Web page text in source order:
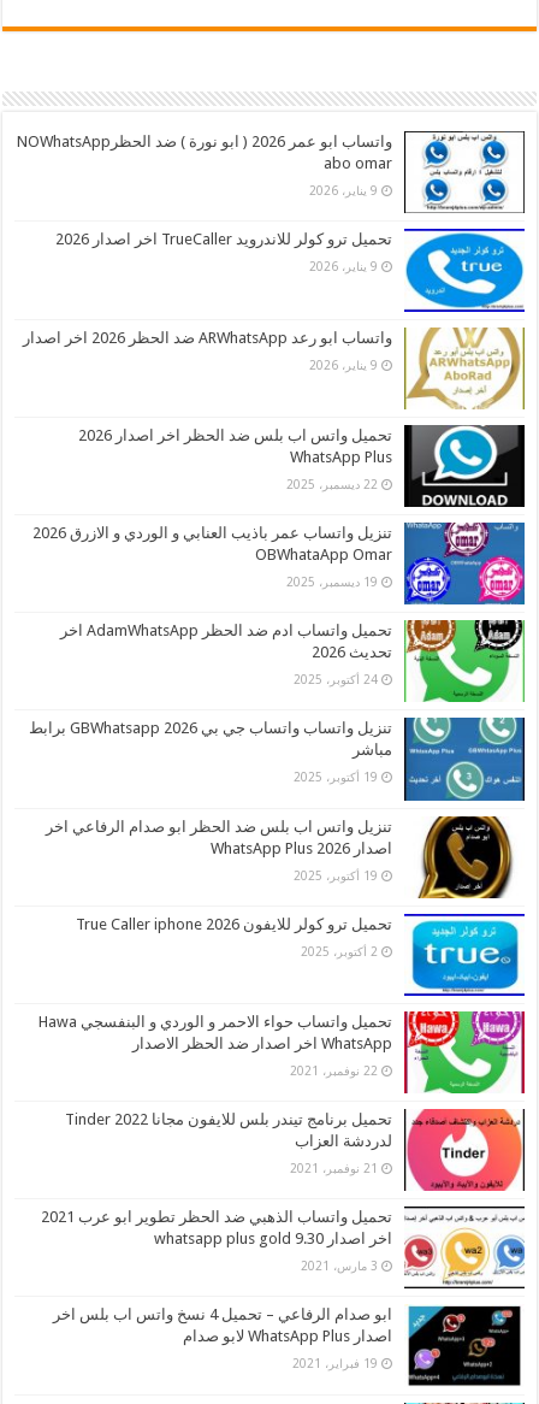
واتساب ابو عمر 2026 ( ابو نورة ) ضد الحظرNOWhatsApp
abo omar
9 يناير، 2026
تحميل ترو كولر للاندرويد TrueCaller اخر اصدار 2026
9 يناير، 2026
واتساب ابو رعد ARWhatsApp ضد الحظر 2026 اخر اصدار
9 يناير، 2026
تحميل واتس اب بلس ضد الحظر اخر اصدار 2026
WhatsApp Plus
22 ديسمبر، 2025
تنزيل واتساب عمر باذيب العنابي و الوردي و الازرق 2026
OBWhataApp Omar
19 ديسمبر، 2025
تحميل واتساب ادم ضد الحظر AdamWhatsApp اخر
تحديث 2026
24 أكتوبر، 2025
تنزيل واتساب واتساب جي بي 2026 GBWhatsapp برابط
مباشر
19 أكتوبر، 2025
تنزيل واتس اب بلس ضد الحظر ابو صدام الرفاعي اخر
اصدار 2026 WhatsApp Plus
19 أكتوبر، 2025
تحميل ترو كولر للايفون 2026 True Caller iphone
2 أكتوبر، 2025
تحميل واتساب حواء الاحمر و الوردي و البنفسجي Hawa
WhatsApp اخر اصدار ضد الحظر الاصدار
22 نوفمبر، 2021
تحميل برنامج تيندر بلس للايفون مجانا 2022 Tinder
لدردشة العزاب
21 نوفمبر، 2021
تحميل واتساب الذهبي ضد الحظر تطوير ابو عرب 2021
اخر اصدار whatsapp plus gold 9.30
3 مارس، 2021
ابو صدام الرفاعي – تحميل 4 نسخ واتس اب بلس اخر
اصدار WhatsApp Plus لابو صدام
19 فبراير، 2021